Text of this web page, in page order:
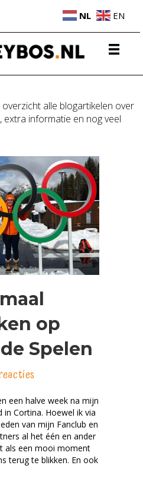
NL EN
alle blogartikelen over
extra informatie en nog veel
op
Spelen
een halve week na mijn
Cortina. Hoewel ik via
van mijn Fanclub en
al het één en ander
als een mooi moment
terug te blikken. En ook